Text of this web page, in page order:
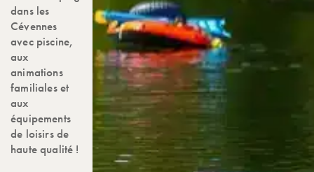
dans les
Cévennes
avec piscine,
aux
animations
familiales et
aux
équipements
de loisirs de
haute qualité !